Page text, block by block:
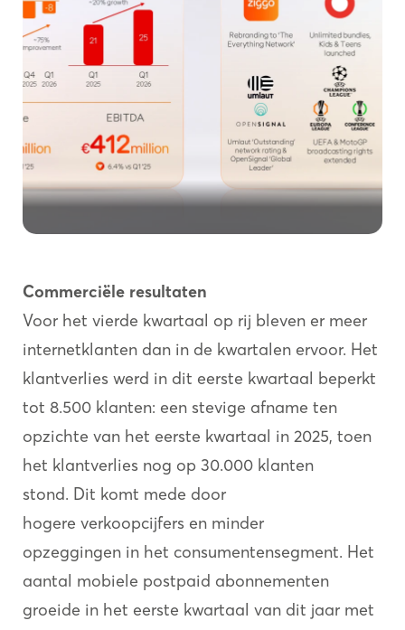
Commerciële resultaten
Voor het vierde kwartaal op rij bleven er meer
internetklanten dan in de kwartalen ervoor. Het
klantverlies werd in dit eerste kwartaal beperkt
tot 8.500 klanten: een stevige afname ten
opzichte van het eerste kwartaal in 2025, toen
het klantverlies nog op 30.000 klanten
stond. Dit komt mede door
hogere verkoopcijfers en minder
opzeggingen in het consumentensegment. Het
aantal mobiele postpaid abonnementen
groeide in het eerste kwartaal van dit jaar met